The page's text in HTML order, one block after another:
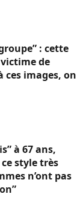
: cette
de
ces images, on
à 67 ans,
ce style très
n’ont pas